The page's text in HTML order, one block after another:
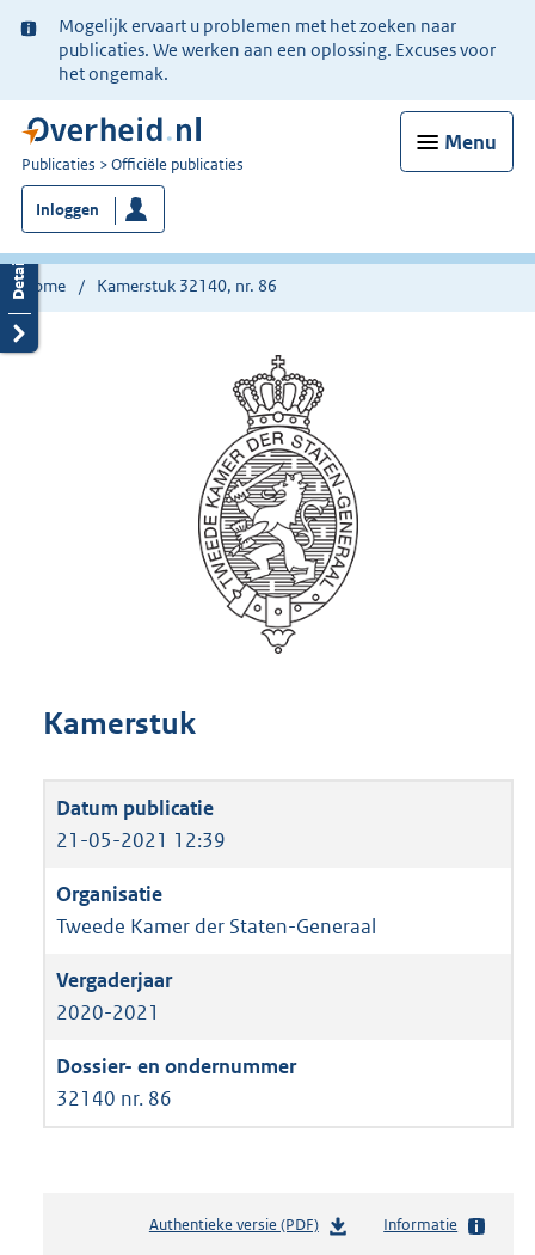
Ter
informatie:
Mogelijk ervaart u problemen met het zoeken naar
publicaties. We werken aan een oplossing. Excuses voor
het ongemak.
Menu
U
bent
nu
hier:
Publicaties Officiële publicaties
Inloggen
Home Kamerstuk 32140, nr. 86
Kamerstuk
21-05-2021 12:39
Tweede Kamer der Staten-Generaal
2020-2021
32140 nr. 86
Authentieke versie (PDF)b
Informatie